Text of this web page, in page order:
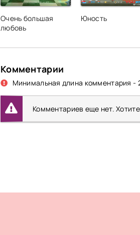
Очень большая
любовь
Юность
Комментарии
Минимальная длина комментария -
Комментариев еще нет.